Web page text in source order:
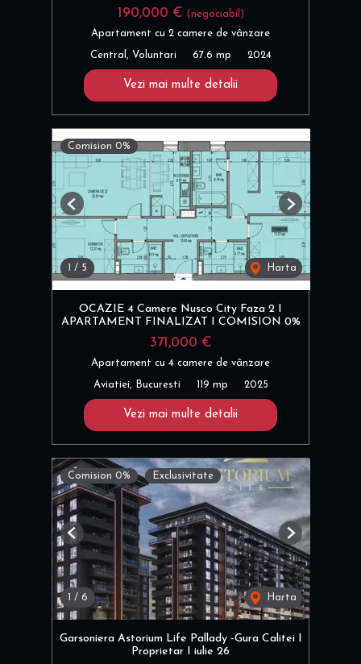
190,000 € (negociabil)
Apartament cu 2 camere de vânzare
Central, Voluntari 67.6 mp 2024
Vezi mai multe detalii
Comision 0%
/ 5 Harta
Previous Next
OCAZIE 4 Camere Nusco City Faza 2 I
APARTAMENT FINALIZAT I COMISION 0%
371,000 €
Apartament cu 4 camere de vânzare
Aviatiei, Bucuresti 119 mp 2025
Vezi mai multe detalii
Comision 0% Exclusivitate
1 / 6 Harta
Previous Next
Garsoniera Astorium Life Pallady -Gura Calitei I
Proprietar I iulie 26